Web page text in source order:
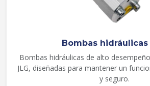
Bombas hidráulicas
Bombas hidráulicas de alto
JLG, diseñadas para mantener un
y seguro.